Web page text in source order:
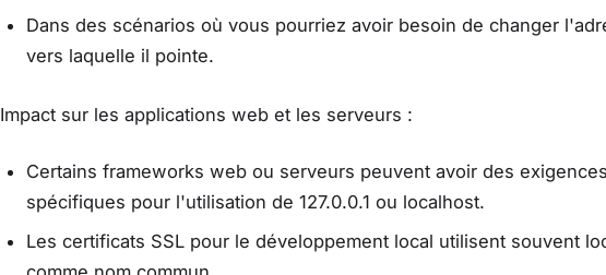
Dans des scénarios où vous pourriez avoir besoin de changer
vers laquelle il pointe.
Impact sur les applications web et les serveurs :
Certains frameworks web ou serveurs peuvent avoir des exigences
spécifiques pour l'utilisation de 127.0.0.1 ou localhost.
Les certificats SSL pour le développement local utilisent souvent